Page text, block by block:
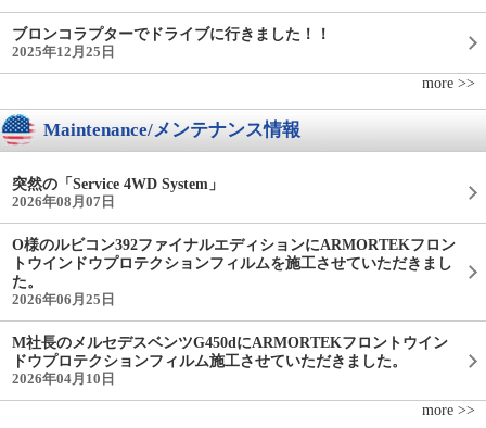
ブロンコラプターでドライブに行きました！！
2025年12月25日
more >>
Maintenance/メンテナンス情報
突然の「Service 4WD System」
2026年08月07日
O様のルビコン392ファイナルエディションにARMORTEKフロン
トウインドウプロテクションフィルムを施工させていただきまし
た。
2026年06月25日
M社長のメルセデスベンツG450dにARMORTEKフロントウイン
ドウプロテクションフィルム施工させていただきました。
2026年04月10日
more >>